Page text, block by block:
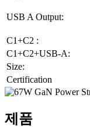
USB A Output:
C1+C2 :
C1+C2+USB-A:
Size:
Certification
제품